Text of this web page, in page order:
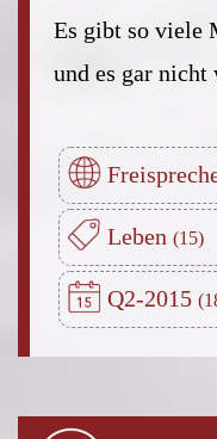
Es gibt so viele
und es gar nicht
Leben
Q2-2015